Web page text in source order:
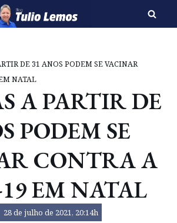
DE 31 ANOS PODEM SE VACINAR
NATAL
A PARTIR DE
PODEM SE
CONTRA A
EM NATAL
28 de julho de 2021, 20:14h